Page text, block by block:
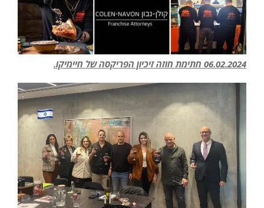
06.02.2024 חתימת חוזה זיכיון הפריקסה של חיימיקו.